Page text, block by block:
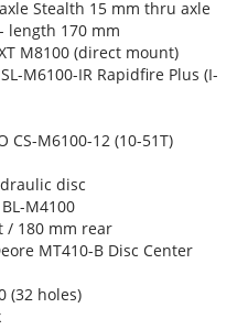
Stealth 15 mm thru axle
length 170 mm
M8100 (direct mount)
M6100-IR Rapidfire Plus (I-
CS-M6100-12 (10-51T)
disc
M4100
/ 180 mm rear
MT410-B Disc Center
(32 holes)